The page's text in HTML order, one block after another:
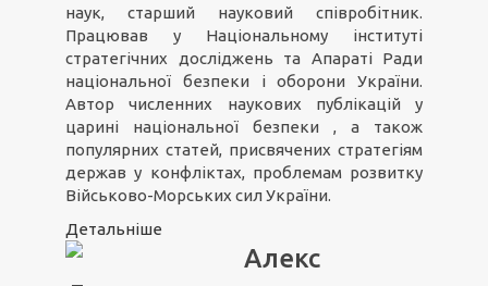
наук, старший науковий співробітник.
Працював у Національному інституті
стратегічних досліджень та Апараті Ради
національної безпеки і оборони України.
Автор численних наукових публікацій у
царині національної безпеки , а також
популярних статей, присвячених стратегіям
держав у конфліктах, проблемам розвитку
Військово-Морських сил України.
Детальніше
Алекс